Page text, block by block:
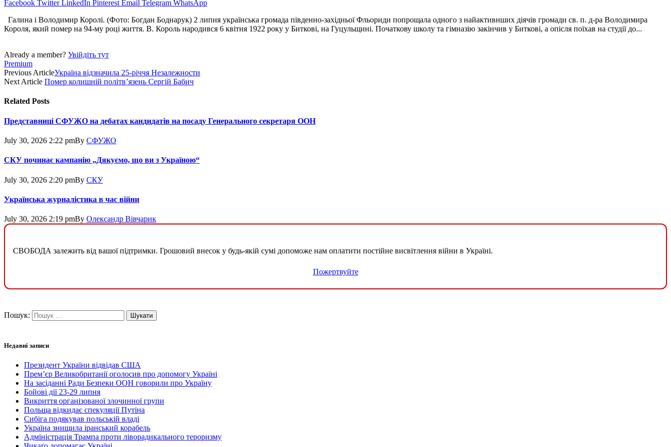
Facebook Twitter LinkedIn Pinterest Email Telegram WhatsApp
Галина і Володимир Королі. (Фото: Богдан Боднарук) 2 липня українська громада південно-західньої Фльориди попрощала одного з найактивнших діячів громади св. п. д-ра Володимира
Короля, який помер на 94-му році життя. В. Король народився 6 квітня 1922 року у Биткові, на Гуцульщині. Початкову школу та гімназію закінчив у Биткові, а опісля поїхав на студії до...
Already a member? Увійдіть тут
Premium
Previous ArticleУкраїна відзначила 25-річчя Незалежности
Next Article Помер колишній політв’язень Сергій Бабич
Related Posts
Представниці СФУЖО на дебатах кандидатів на посаду Генерального секретаря ООН
July 30, 2026 2:22 pmBy СФУЖО
СКУ починає кампанію „Дякуємо, що ви з Україною“
July 30, 2026 2:20 pmBy СКУ
Українська журналістика в час війни
July 30, 2026 2:19 pmBy Олександр Вівчарик
СВОБОДА залежить від вашої підтримки. Грошовий внесок у будь-якій сумі допоможе нам оплатити постійне висвітлення війни в Україні.
Пожертвуйте
Пошук:
Недавні записи
Президент України відвідав США
Прем’єр Великобританії оголосив про допомогу Україні
На засіданні Ради Безпеки ООН говорили про Україну
Бойові дії 23-29 липня
Викриття організованої злочинної групи
Польща відкидає спекуляції Путіна
Сибіга подякував польській владі
Україна знищила іранський корабель
Адміністрація Трампа проти ліворадикального тероризму